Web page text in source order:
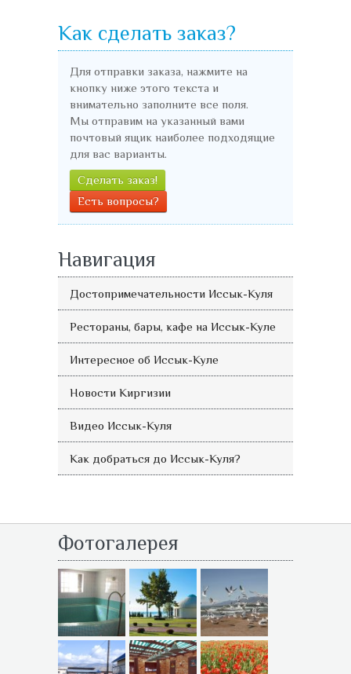
Как сделать заказ?
Для отправки заказа, нажмите на
кнопку ниже этого текста и
внимательно заполните все поля.
Мы отправим на указанный вами
почтовый ящик наиболее подходящие
для вас варианты.
Сделать заказ!
Есть вопросы?
Навигация
Достопримечательности Иссык-Куля
Рестораны, бары, кафе на Иссык-Куле
Интересное об Иссык-Куле
Новости Киргизии
Видео Иссык-Куля
Как добраться до Иссык-Куля?
Фотогалерея